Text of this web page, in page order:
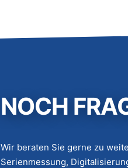
NOCH
Wir beraten Sie gerne zu
Serienmessung,